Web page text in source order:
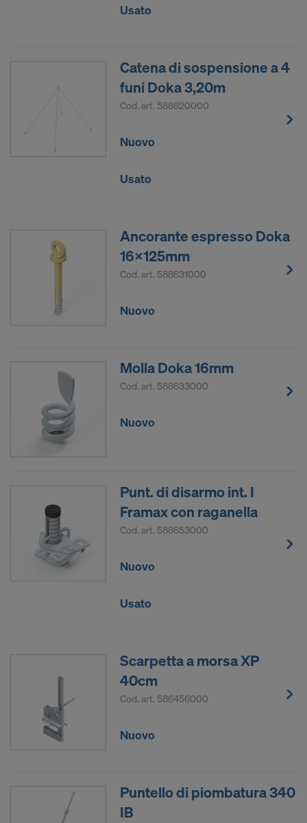
Usato
Catena di sospensione a 4
funi Doka 3,20m
Cod. art. 588620000
Nuovo
Usato
Ancorante espresso Doka
16x125mm
Cod. art. 588631000
Nuovo
Molla Doka 16mm
Cod. art. 588633000
Nuovo
Punt. di disarmo int. I
Framax con raganella
Cod. art. 588653000
Nuovo
Usato
Scarpetta a morsa XP
40cm
Cod. art. 586456000
Nuovo
Puntello di piombatura 340
IB